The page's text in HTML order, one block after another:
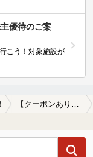
優待のご案
こう！対象施設が
【クーポンあり】サウナ付きの阪急電鉄今津線周辺の温泉、日帰り温泉、スーパー銭湯を探す